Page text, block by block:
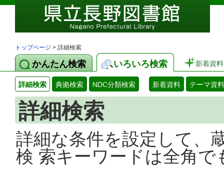
トップページ > 詳細検索
かんたん検索 いろいろ検索 新着資料
詳細検索 典拠検索 NDC分類検索 新着資料 テーマ資料
詳細検索
詳細な条件を設定して、
検 索キーワードは全角